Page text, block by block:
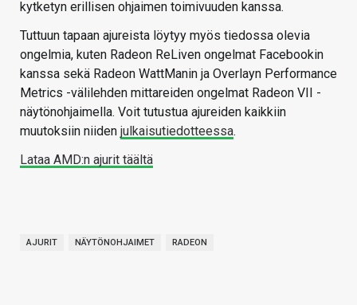
kytketyn erillisen ohjaimen toimivuuden kanssa.
Tuttuun tapaan ajureista löytyy myös tiedossa olevia
ongelmia, kuten Radeon ReLiven ongelmat Facebookin
kanssa sekä Radeon WattManin ja Overlayn Performance
Metrics -välilehden mittareiden ongelmat Radeon VII -
näytönohjaimella. Voit tutustua ajureiden kaikkiin
muutoksiin niiden julkaisutiedotteessa.
Lataa AMD:n ajurit täältä
AJURIT NÄYTÖNOHJAIMET RADEON